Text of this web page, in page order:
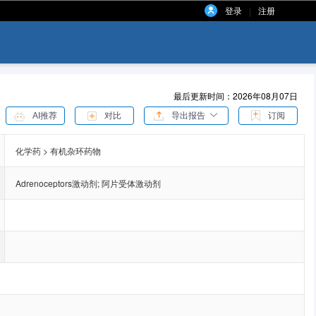
登录 | 注册
最后更新时间：2026年08月07日
AI推荐 对比 导出报告 订阅
化学药 > 有机杂环药物
Adrenoceptors激动剂;阿片受体激动剂